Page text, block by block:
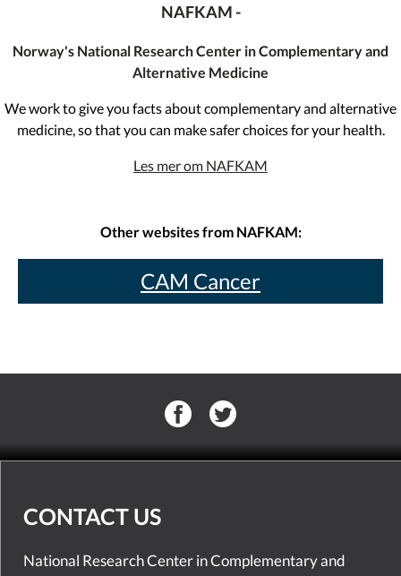
NAFKAM -
Norway's National Research Center in Complementary and
Alternative Medicine
We work to give you facts about complementary and alternative
medicine, so that you can make safer choices for your health.
Les mer om NAFKAM
Other websites from NAFKAM:
CAM Cancer
CONTACT US
National Research Center in Complementary and